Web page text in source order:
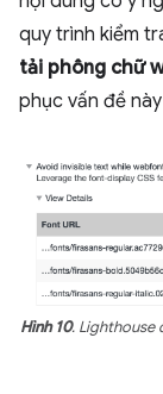
quy trình kiểm
tải phông chữ
phục vấn đề
Hình 10. Lighthouse